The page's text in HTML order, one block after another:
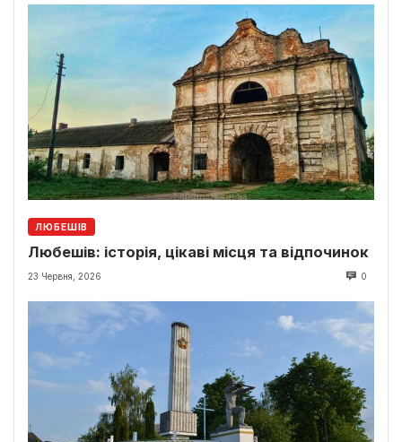
ЛЮБЕШІВ
Любешів: історія, цікаві місця та відпочинок
23 Червня, 2026 0